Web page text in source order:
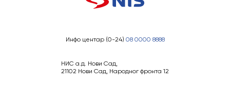
Инфо центар (0-24) 08 0000 8888
НИС а.д. Нови Сад,
21102 Нови Сад, Народног фронта 12